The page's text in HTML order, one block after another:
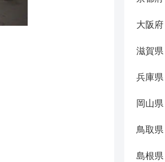
大阪府
滋賀県
兵庫県
岡山県
鳥取県
島根県